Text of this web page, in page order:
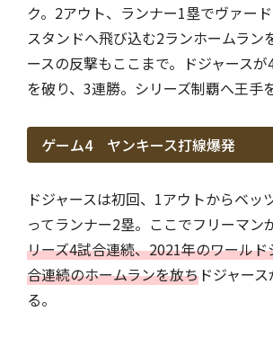
ク。2アウト、ランナー1塁でヴァー
スタンドへ飛び込む2ランホームラン
ースの反撃もここまで。ドジャース
を破り、3連勝。シリーズ制覇へ王手
ゲーム4 ヤンキース打線爆発
ドジャースは初回、1アウトからベッ
ってランナー2塁。ここでフリーマン
リーズ4試合連続、2021年のワール
合連続のホームランを放ちドジャー
る。